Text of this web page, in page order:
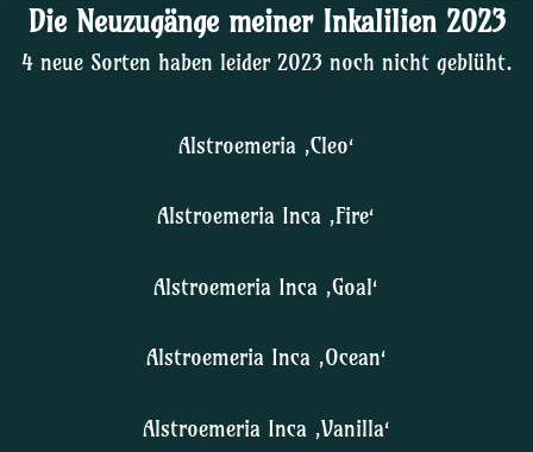
Die Neuzugänge meiner Inkalilien 2023
4 neue Sorten haben leider 2023 noch nicht geblüht.
Alstroemeria ‚Cleo‘
Alstroemeria Inca ‚Fire‘
Alstroemeria Inca ‚Goal‘
Alstroemeria Inca ‚Ocean‘
Alstroemeria Inca ‚Vanilla‘